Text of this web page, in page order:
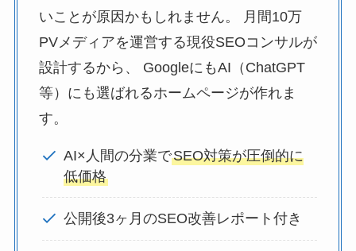
いことが原因かもしれません。 月間10万
PVメディアを運営する現役SEOコンサルが
設計するから、 GoogleにもAI（ChatGPT
等）にも選ばれるホームページが作れま
す。
AI×人間の分業でSEO対策が圧倒的に
低価格
公開後3ヶ月のSEO改善レポート付き